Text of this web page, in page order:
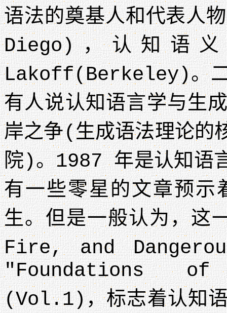
语法的奠基人和代表
Diego)，认知语
Lakoff(Berkeley)。二
有人说认知语言学与生
岸之争(生成语法理论的
院)。1987 年是认知语
有一些零星的文章预示
生。但是一般认为，
Fire, and
"Foundations of
(Vol.1)，标志着认知语